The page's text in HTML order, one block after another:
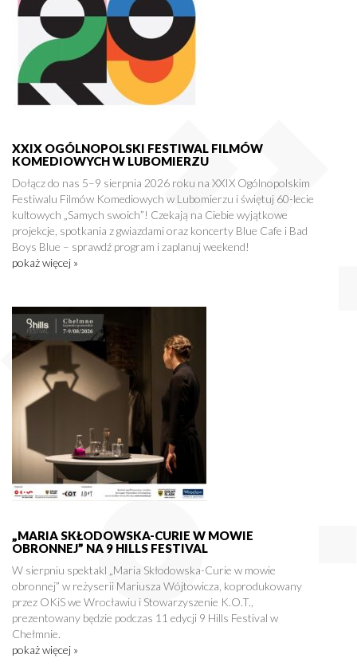
XXIX OGÓLNOPOLSKI FESTIWAL FILMÓW
KOMEDIOWYCH W LUBOMIERZU
Dołącz do nas 5–9 sierpnia 2026 roku na XXIX Ogólnopolskim
Festiwalu Filmów Komediowych w Lubomierzu i świętuj 60-lecie
kultowych „Samych swoich”! Czekają na Ciebie wyjątkowe
projekcje, spotkania z gwiazdami oraz koncerty Blue Cafe i Bad
Boys Blue – sprawdź program i zaplanuj weekend!
pokaż więcej »
„MARIA SKŁODOWSKA-CURIE W MOWIE
OBRONNEJ” NA 9 HILLS FESTIVAL
W sierpniu spektakl „Maria Skłodowska-Curie w mowie
obronnej” w reżyserii Mariusza Wójtowicza, koprodukowany
przez OKiS we Wrocławiu i Stowarzyszenie K.O.T.,
prezentowany będzie podczas 11 edycji 9 Hills Festival w
Chełmnie.
pokaż więcej »